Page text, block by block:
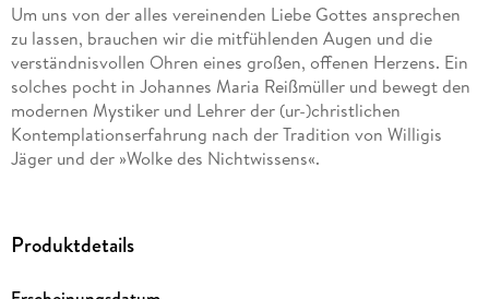
Um uns von der alles vereinenden Liebe Gottes ansprechen
zu lassen, brauchen wir die mitfühlenden Augen und die
verständnisvollen Ohren eines großen, offenen Herzens. Ein
solches pocht in Johannes Maria Reißmüller und bewegt den
modernen Mystiker und Lehrer der (ur-)christlichen
Kontemplationserfahrung nach der Tradition von Willigis
Jäger und der »Wolke des Nichtwissens«.
Einsichten und Inspirationen, die ihm über die Jahre in
Produktdetails